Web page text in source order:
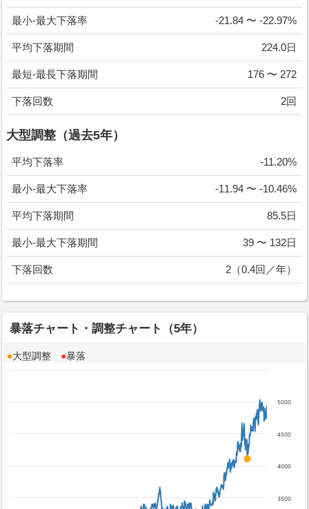
最小-最大下落率 -21.84 〜 -22.97%
平均下落期間 224.0日
最短-最長下落期間 176 〜 272
下落回数 2回
大型調整（過去5年）
平均下落率 -11.20%
最小-最大下落率 -11.94 〜 -10.46%
平均下落期間 85.5日
最小-最大下落期間 39 〜 132日
下落回数 2（0.4回／年）
暴落チャート・調整チャート（5年）
●大型調整 ●暴落
3500
4000
4500
5000